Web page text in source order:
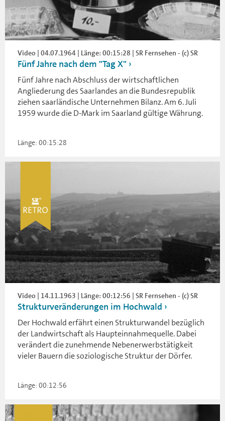
Video | 04.07.1964 | Länge: 00:15:28 | SR Fernsehen - (c) SR
Fünf Jahre nach dem "Tag X"
Fünf Jahre nach Abschluss der wirtschaftlichen
Angliederung des Saarlandes an die Bundesrepublik
ziehen saarländische Unternehmen Bilanz. Am 6. Juli
1959 wurde die D-Mark im Saarland gültige Währung.
Länge: 00:15:28
Video | 14.11.1963 | Länge: 00:12:56 | SR Fernsehen - (c) SR
Strukturveränderungen im Hochwald
Der Hochwald erfährt einen Strukturwandel bezüglich
der Landwirtschaft als Haupteinnahmequelle. Dabei
verändert die zunehmende Nebenerwerbstätigkeit
vieler Bauern die soziologische Struktur der Dörfer.
Länge: 00:12:56